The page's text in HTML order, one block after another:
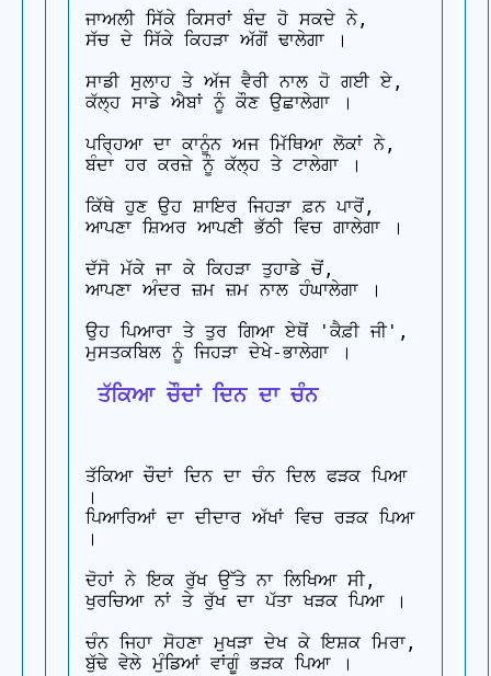
ਜਾਅਲੀ ਸਿੱਕੇ ਕਿਸਰਾਂ ਬੰਦ ਹੋ ਸਕਦੇ ਨੇ,
ਸੱਚ ਦੇ ਸਿੱਕੇ ਕਿਹੜਾ ਅੱਗੋਂ ਢਾਲੇਗਾ ।
ਸਾਡੀ ਸੁਲਾਹ ਤੇ ਅੱਜ ਵੈਰੀ ਨਾਲ ਹੋ ਗਈ ਏ,
ਕੱਲ੍ਹ ਸਾਡੇ ਐਬਾਂ ਨੂੰ ਕੌਣ ਉਛਾਲੇਗਾ ।
ਪਰ੍ਹਿਆ ਦਾ ਕਾਨੂੰਨ ਅਜ ਮਿੱਥਿਆ ਲੋਕਾਂ ਨੇ,
ਬੰਦਾ ਹਰ ਕਰਜ਼ੇ ਨੂੰ ਕੱਲ੍ਹ ਤੇ ਟਾਲੇਗਾ ।
ਕਿੱਥੇ ਹੁਣ ਉਹ ਸ਼ਾਇਰ ਜਿਹੜਾ ਫ਼ਨ ਪਾਰੋਂ,
ਆਪਣਾ ਸ਼ਿਅਰ ਆਪਣੀ ਭੱਠੀ ਵਿਚ ਗਾਲੇਗਾ ।
ਦੱਸੋ ਮੱਕੇ ਜਾ ਕੇ ਕਿਹੜਾ ਤੁਹਾਡੇ ਚੋਂ,
ਆਪਣਾ ਅੰਦਰ ਜ਼ਮ ਜ਼ਮ ਨਾਲ ਹੰਘਾਲੇਗਾ ।
ਉਹ ਪਿਆਰਾ ਤੇ ਤੁਰ ਗਿਆ ਏਥੋਂ 'ਕੈਫ਼ੀ ਜੀ',
ਤੱਕਿਆ ਚੌਦਾਂ ਦਿਨ ਦਾ ਚੰਨ
ਤੱਕਿਆ ਚੌਦਾਂ ਦਿਨ ਦਾ ਚੰਨ ਦਿਲ ਫੜਕ ਪਿਆ
।
ਪਿਆਰਿਆਂ ਦਾ ਦੀਦਾਰ ਅੱਖਾਂ ਵਿਚ ਰੜਕ ਪਿਆ
।
ਦੋਹਾਂ ਨੇ ਇਕ ਰੁੱਖ ਉੱਤੇ ਨਾ ਲਿਖਿਆ ਸੀ,
ਖੁਰਚਿਆ ਨਾਂ ਤੇ ਰੁੱਖ ਦਾ ਪੱਤਾ ਖੜਕ ਪਿਆ ।
ਚੰਨ ਜਿਹਾ ਸੋਹਣਾ ਮੁਖੜਾ ਦੇਖ ਕੇ ਇਸ਼ਕ ਮਿਰਾ,
ਬੁੱਢੇ ਵੇਲੇ ਮੁੰਡਿਆਂ ਵਾਂਗੂੰ ਭੜਕ ਪਿਆ ।